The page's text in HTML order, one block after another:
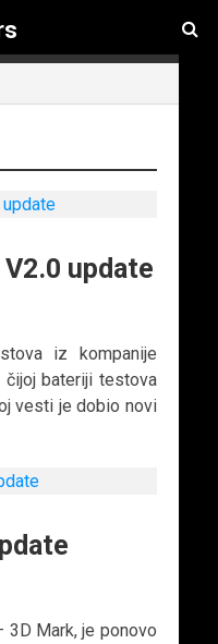
update
iz kompanije
čijoj bateriji testova
vesti je dobio novi
3D Mark, je ponovo